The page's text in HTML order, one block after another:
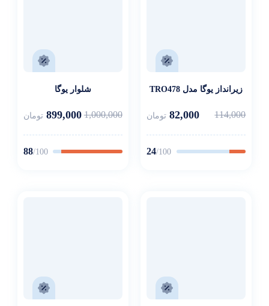
زیرانداز یوگا مدل TRO478
114,000
82,000 تومان
24/100
شلوار یوگا
1,000,000
899,000 تومان
88/100